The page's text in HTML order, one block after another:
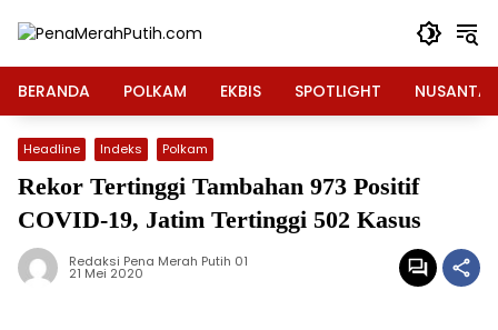
BERANDA
POLKAM EKBIS SPOTLIGHT
Headline Indeks Polkam
Rekor Tertinggi Tambahan 973 Positif
COVID-19, Jatim Tertinggi 502 Kasus
Redaksi Pena Merah Putih 01
21 Mei 2020